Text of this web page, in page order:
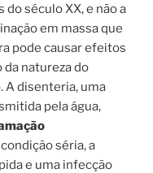
do século XX, e não a
em massa que
pode causar efeitos
natureza do
A disenteria, uma
pela água,
séria, a
e uma infecção